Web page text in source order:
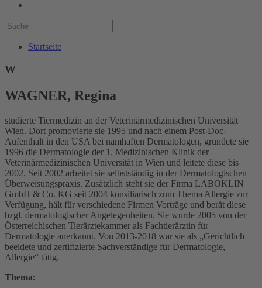
Startseite
W
WAGNER, Regina
studierte Tiermedizin an der Veterinärmedizinischen Universität
Wien. Dort promovierte sie 1995 und nach einem Post-Doc-
Aufenthalt in den USA bei namhaften Dermatologen, gründete sie
1996 die Dermatologie der 1. Medizinischen Klinik der
Veterinärmedizinischen Universität in Wien und leitete diese bis
2002. Seit 2002 arbeitet sie selbstständig in der Dermatologischen
Überweisungspraxis. Zusätzlich steht sie der Firma LABOKLIN
GmbH & Co. KG seit 2004 konsiliarisch zum Thema Allergie zur
Verfügung, hält für verschiedene Firmen Vorträge und berät diese
bzgl. dermatologischer Angelegenheiten. Sie wurde 2005 von der
Österreichischen Tierärztekammer als Fachtierärztin für
Dermatologie anerkannt. Von 2013-2018 war sie als „Gerichtlich
beeidete und zertifizierte Sachverständige für Dermatologie,
Allergie“ tätig.
Thema: